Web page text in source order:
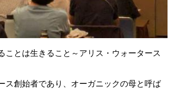
とは生きること～アリス・ウォータース
創始者であり、オーガニックの母と呼ば